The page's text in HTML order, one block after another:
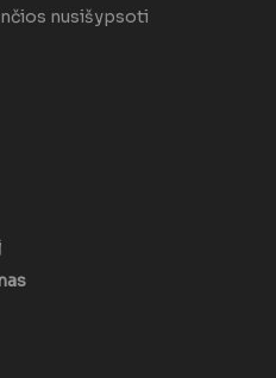
nusišypsoti